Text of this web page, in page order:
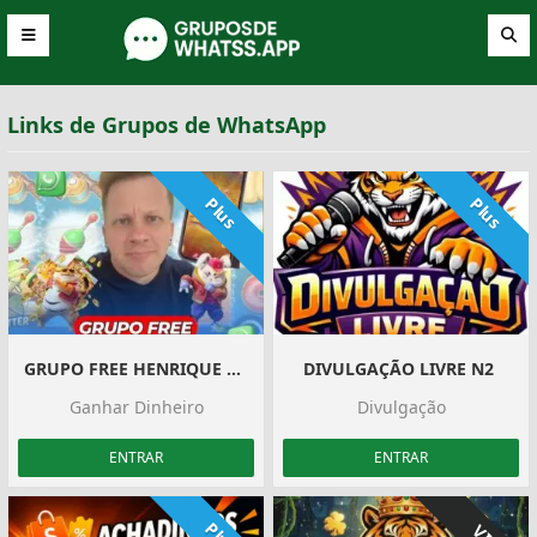
Links de Grupos de WhatsApp
Plus
GRUPO FREE HENRIQUE NETO
Ganhar Dinheiro
ENTRAR
Plus
DIVULGAÇÃO LIVRE N2 ‍️
Divulgação
ENTRAR